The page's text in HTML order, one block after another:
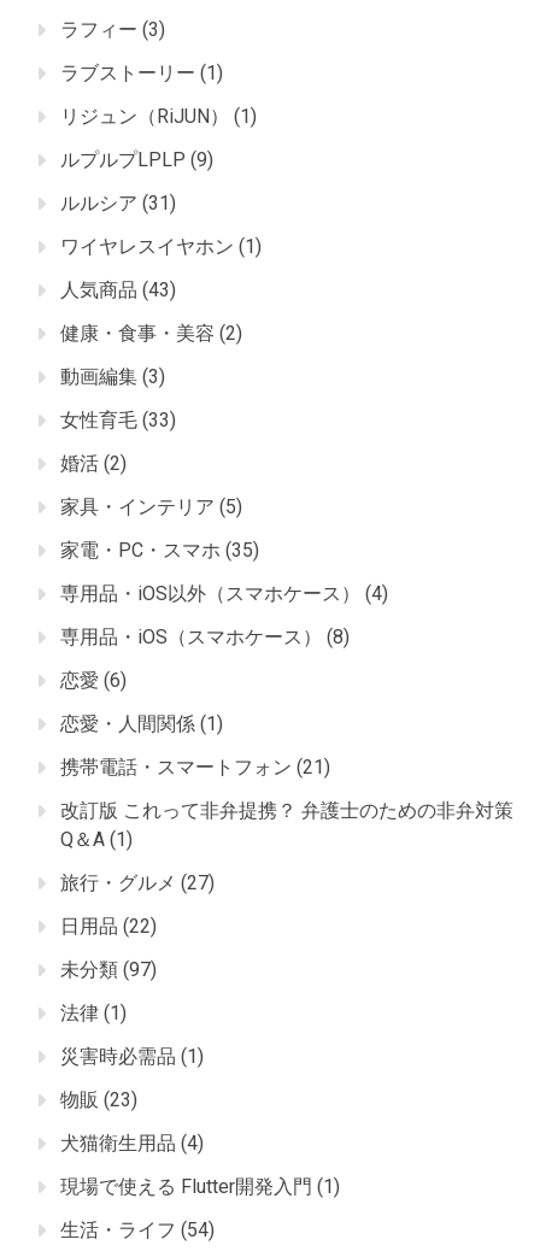
ラフィー (3)
ラブストーリー (1)
リジュン（RiJUN）
(1)
ルプルプLPLP (9)
ルルシア (31)
ワイヤレスイヤホン (1)
人気商品 (43)
健康・食事・美容 (2)
動画編集 (3)
女性育毛 (33)
婚活 (2)
家具・インテリア (5)
家電・PC・スマホ (35)
専用品・iOS以外（スマホケース）
(4)
専用品・iOS（スマホケース）
(8)
恋愛 (6)
恋愛・人間関係 (1)
携帯電話・スマートフォン (21)
改訂版 これって非弁提携？ 弁護士のための非弁対策
Q＆A (1)
旅行・グルメ (27)
日用品 (22)
未分類 (97)
法律 (1)
災害時必需品 (1)
物販 (23)
犬猫衛生用品 (4)
現場で使える Flutter開発入門 (1)
生活・ライフ (54)